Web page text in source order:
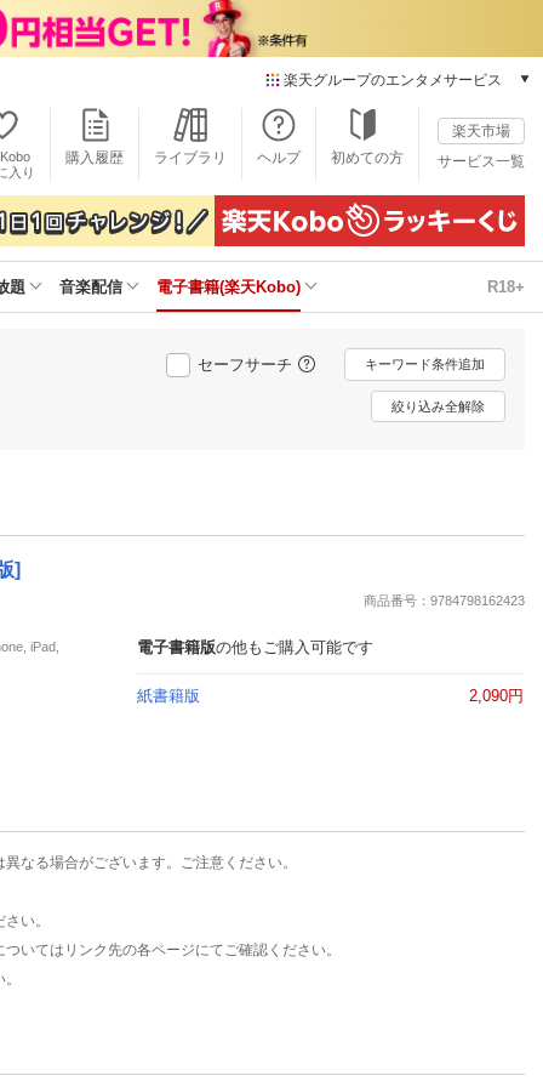
楽天グループのエンタメサービス
本/ゲーム/CD/DVD
楽天ブックス
電子書籍
楽天Kobo
雑誌読み放題
楽天ミュージック
動画配信
楽天TV
動画配信ガイド
推し楽
入り
購入履歴 ライブラリ ヘルプ 初めての方
楽天市場
サービス一覧
題 音楽配信 電子書籍(楽天Kobo) R18+
セーフサーチ キーワード条件追加
絞り込み全解除
]
商品番号：9784798162423
iPad,
電子書籍版の他もご購入可能です
紙書籍版 2,090円
なる場合がございます。ご注意ください。
い。
いてはリンク先の各ページにてご確認ください。